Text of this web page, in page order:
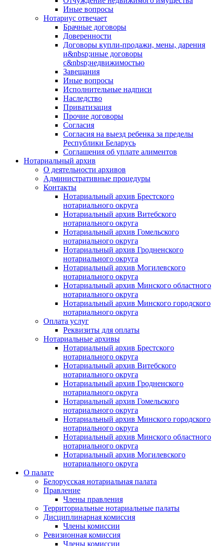
Иные вопросы
Нотариус отвечает
Брачные договоры
Доверенности
Договоры купли-продажи, мены, дарения
и&nbsp;иные договоры
с&nbsp;недвижимостью
Завещания
Иные вопросы
Исполнительные надписи
Наследство
Приватизация
Прочие договоры
Согласия
Согласия на выезд ребенка за пределы
Республики Беларусь
Соглашения об уплате алиментов
Нотариальный архив
О деятельности архивов
Административные процедуры
Контакты
Нотариальный архив Брестского
нотариального округа
Нотариальный архив Витебского
нотариального округа
Нотариальный архив Гомельского
нотариального округа
Нотариальный архив Гродненского
нотариального округа
Нотариальный архив Могилевского
нотариального округа
Нотариальный архив Минского областного
нотариального округа
Нотариальный архив Минского городского
нотариального округа
Оплата услуг
Реквизиты для оплаты
Нотариальные архивы
Нотариальный архив Брестского
нотариального округа
Нотариальный архив Витебского
нотариального округа
Нотариальный архив Гродненского
нотариального округа
Нотариальный архив Гомельского
нотариального округа
Нотариальный архив Минского городского
нотариального округа
Нотариальный архив Минского областного
нотариального округа
Нотариальный архив Могилевского
нотариального округа
О палате
Белорусская нотариальная палата
Правление
Члены правления
Территориальные нотариальные палаты
Дисциплинарная комиссия
Члены комиссии
Ревизионная комиссия
Члены комиссии